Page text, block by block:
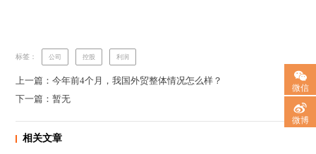
标签： 公司 控股 利润
上一篇：今年前4个月，我国外贸整体情况怎么样？
下一篇：暂无
相关文章
微信
微博